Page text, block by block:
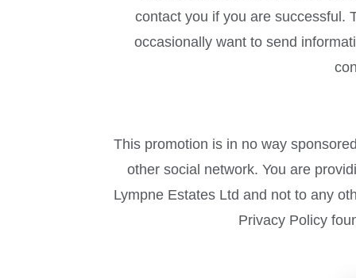
contact you if you are successful.
occasionally want to send
This promotion is in no way
other social network. You are
Lympne Estates Ltd and not to any
Privacy Policy